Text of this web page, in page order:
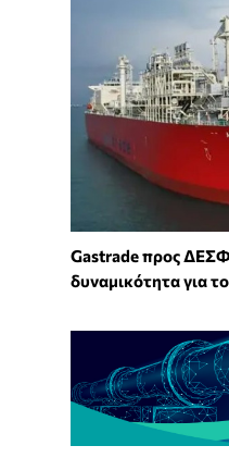
Gastrade προς
δυναμικότητα για